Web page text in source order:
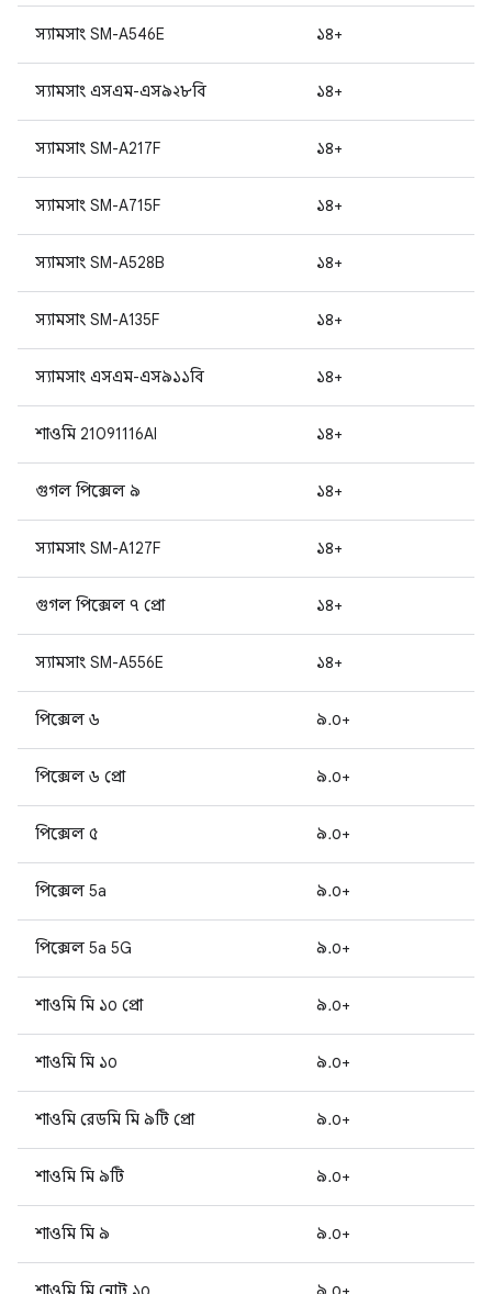
স্যামসাং SM-A546E ১৪+
স্যামসাং এসএম-এস৯২৮বি ১৪+
স্যামসাং SM-A217F ১৪+
স্যামসাং SM-A715F ১৪+
স্যামসাং SM-A528B ১৪+
স্যামসাং SM-A135F ১৪+
স্যামসাং এসএম-এস৯১১বি ১৪+
শাওমি 21091116AI ১৪+
গুগল পিক্সেল ৯ ১৪+
স্যামসাং SM-A127F ১৪+
গুগল পিক্সেল ৭ প্রো ১৪+
স্যামসাং SM-A556E ১৪+
পিক্সেল ৬ ৯.০+
পিক্সেল ৬ প্রো ৯.০+
পিক্সেল ৫ ৯.০+
পিক্সেল 5a ৯.০+
পিক্সেল 5a 5G ৯.০+
শাওমি মি ১০ প্রো ৯.০+
শাওমি মি ১০ ৯.০+
শাওমি রেডমি মি ৯টি প্রো ৯.০+
শাওমি মি ৯টি ৯.০+
শাওমি মি ৯ ৯.০+